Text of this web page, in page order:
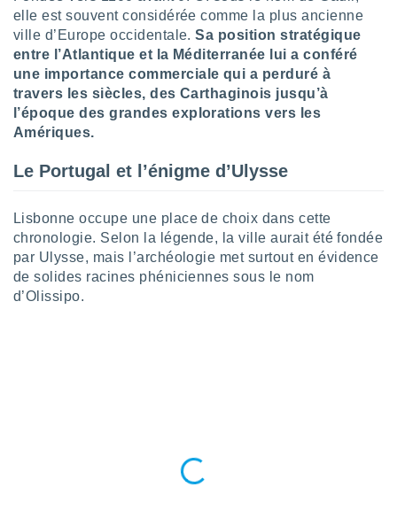
le
des
ou
des
sur
limitées
la
créer
pour
elle est souvent considérée comme la plus ancienne
ville d’Europe occidentale.Sa position stratégique
entre l’Atlantique et la Méditerranée lui a conféré
une importance commerciale qui a perduré à
travers les siècles, des Carthaginois jusqu’à
l’époque des grandes explorations vers les
Amériques.
Le Portugal et l’énigme d’Ulysse
Lisbonne occupe une place de choix dans cette
chronologie. Selon la légende, la ville aurait été fondée
par Ulysse, mais l’archéologie met surtout en évidence
de solides racines phéniciennes sous le nom
d’Olissipo.